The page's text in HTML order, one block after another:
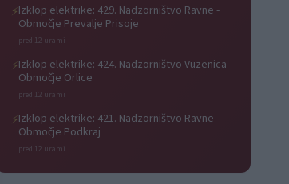
⚡Izklop elektrike: 429. Nadzorništvo Ravne -
Območje Prevalje Prisoje
pred 12 urami
⚡Izklop elektrike: 424. Nadzorništvo Vuzenica -
Območje Orlice
pred 12 urami
⚡Izklop elektrike: 421. Nadzorništvo Ravne -
Območje Podkraj
pred 12 urami